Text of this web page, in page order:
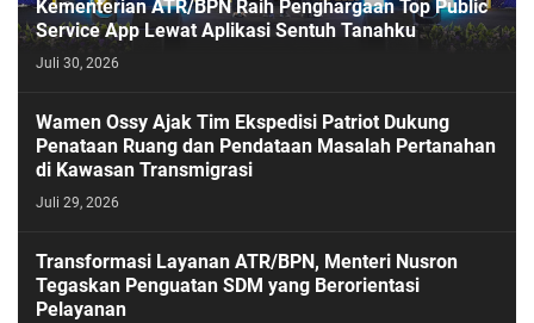
Kementerian ATR/BPN Raih Penghargaan Top Public
Service App Lewat Aplikasi Sentuh Tanahku
Juli 30, 2026
Wamen Ossy Ajak Tim Ekspedisi Patriot Dukung
Penataan Ruang dan Pendataan Masalah Pertanahan
di Kawasan Transmigrasi
Juli 29, 2026
Transformasi Layanan ATR/BPN, Menteri Nusron
Tegaskan Penguatan SDM yang Berorientasi
Pelayanan